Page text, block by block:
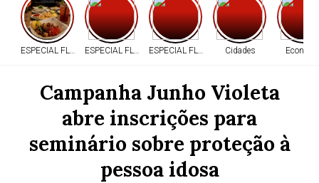
ESPECIAL FLÓRIDAESPECIAL FLÓRIDAESPECIAL FLÓRIDA Cidades
Campanha Junho Violeta
abre inscrições para
seminário sobre proteção à
pessoa idosa